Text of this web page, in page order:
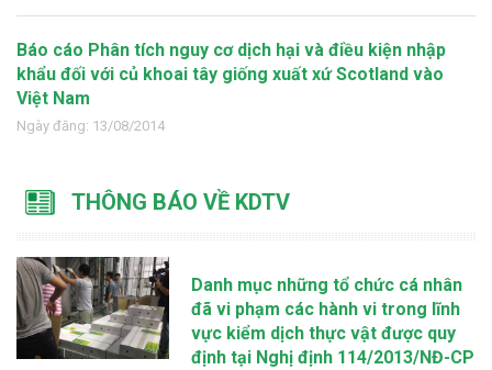
Báo cáo Phân tích nguy cơ dịch hại và điều kiện nhập
khẩu đối với củ khoai tây giống xuất xứ Scotland vào
Việt Nam
Ngày đăng: 13/08/2014
THÔNG BÁO VỀ KDTV
Danh mục những tổ chức cá nhân
đã vi phạm các hành vi trong lĩnh
vực kiểm dịch thực vật được quy
định tại Nghị định 114/2013/NĐ-CP